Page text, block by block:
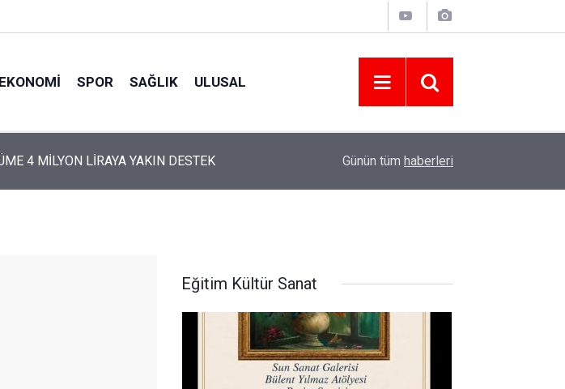
EKONOMI SPOR SAĞLIK ULUSAL
KURUCU KADROSU AÇIKLANDI YENİ PARTİ ALTINORDU’DA KURUCU
Günün tüm haberleri
Eğitim Kültür Sanat